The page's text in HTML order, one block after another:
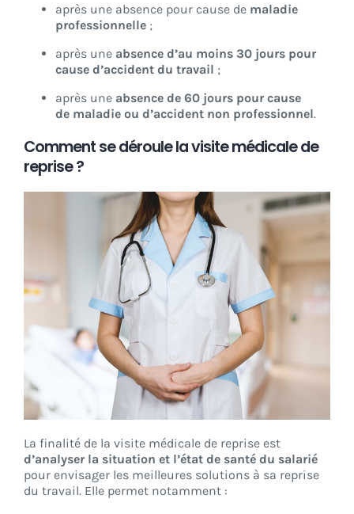
après une absence pour cause de maladie
professionnelle ;
après une absence d’au moins 30 jours pour
cause d’accident du travail ;
après une absence de 60 jours pour cause
de maladie ou d’accident non professionnel.
Comment se déroule la visite médicale de
reprise ?
La finalité de la visite médicale de reprise est
d’analyser la situation et l’état de santé du salarié
pour envisager les meilleures solutions à sa reprise
du travail. Elle permet notamment :